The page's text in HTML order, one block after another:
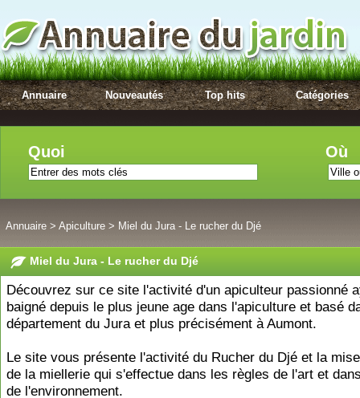
Annuaire Nouveautés Top hits Catégories
Quoi Où
Annuaire > Apiculture > Miel du Jura - Le rucher du Djé
Miel du Jura - Le rucher du Djé
Découvrez sur ce site l'activité d'un apiculteur passionné
baigné depuis le plus jeune age dans l'apiculture et basé
département du Jura et plus précisément à Aumont.
Le site vous présente l'activité du Rucher du Djé et la
de la miellerie qui s'effectue dans les règles de l'art et
de l'environnement.